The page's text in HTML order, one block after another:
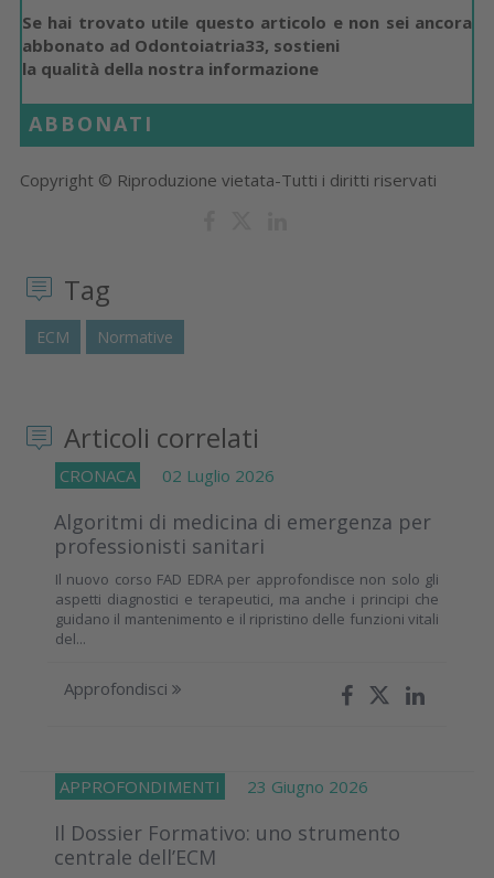
Se hai trovato utile questo articolo e non sei ancora
abbonato ad Odontoiatria33, sostieni
la qualità della nostra informazione
ABBONATI
Copyright © Riproduzione vietata-Tutti i diritti riservati
Tag
ECM Normative
Articoli correlati
CRONACA 02 Luglio 2026
Algoritmi di medicina di emergenza per
professionisti sanitari
Il nuovo corso FAD EDRA per approfondisce non solo gli
aspetti diagnostici e terapeutici, ma anche i principi che
guidano il mantenimento e il ripristino delle funzioni vitali
del...
Approfondisci
APPROFONDIMENTI 23 Giugno 2026
Il Dossier Formativo: uno strumento
centrale dell’ECM